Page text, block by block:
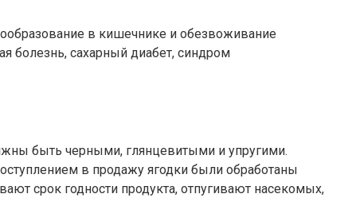
в кишечнике и обезвоживание
болезнь, сахарный диабет, синдром
быть черными, глянцевитыми и упругими.
в продажу ягодки были обработаны
срок годности продукта, отпугивают насекомых,